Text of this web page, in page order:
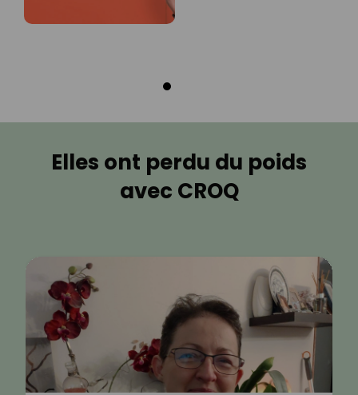
Elles ont perdu du poids
avec CROQ